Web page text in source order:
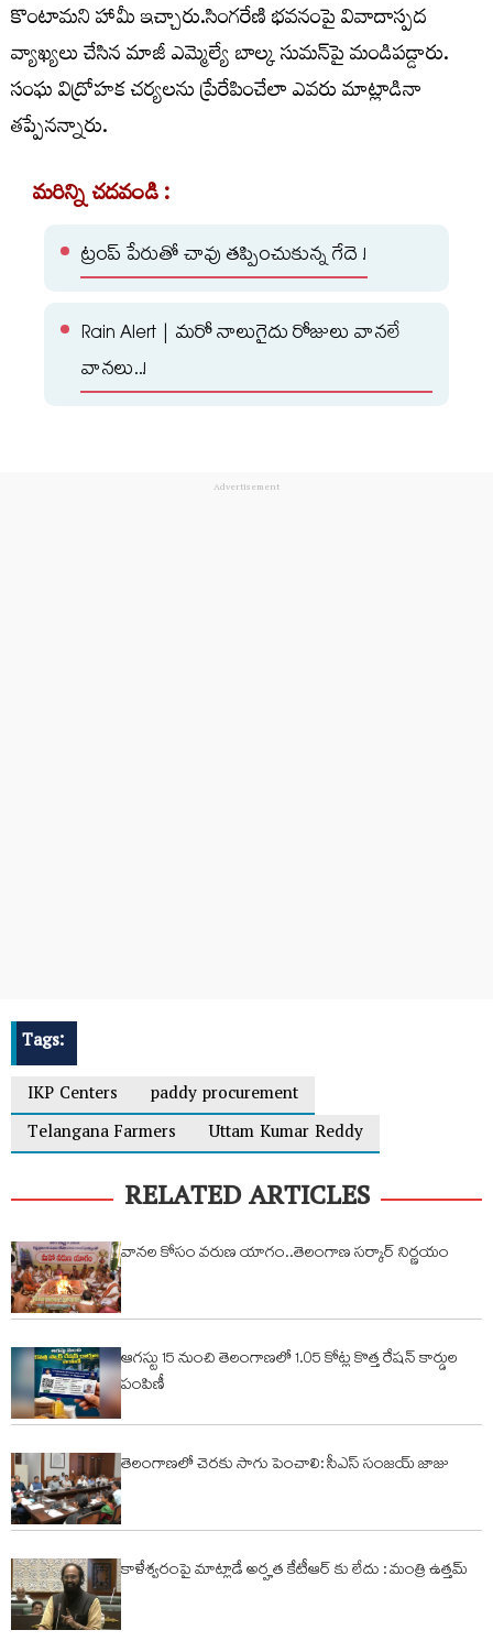
కొంటామని హామీ ఇచ్చారు.సింగరేణి భవనంపై వివాదాస్పద
వ్యాఖ్యలు చేసిన మాజీ ఎమ్మెల్యే బాల్క సుమన్‌పై మండిపడ్డారు.
సంఘ విద్రోహక చర్యలను ప్రేరేపించేలా ఎవరు మాట్లాడినా
తప్పేనన్నారు.
మరిన్ని చదవండి :
ట్రంప్ పేరుతో చావు తప్పించుకున్న గేదె !
Rain Alert | మ‌రో నాలుగైదు రోజులు వాన‌లే
వాన‌లు..!
Tags:
IKP Centers
paddy procurement
Telangana Farmers
Uttam Kumar Reddy
RELATED ARTICLES
వానల కోసం వరుణ యాగం..తెలంగాణ సర్కార్ నిర్ణయం
ఆగస్టు 15 నుంచి తెలంగాణలో 1.05 కోట్ల కొత్త రేషన్ కార్డుల
పంపిణీ
తెలంగాణలో చెరకు సాగు పెంచాలి: సీఎస్ సంజయ్ జాజు
కాళేశ్వరంపై మాట్లాడే అర్హత కేటీఆర్ కు లేదు : మంత్రి ఉత్తమ్